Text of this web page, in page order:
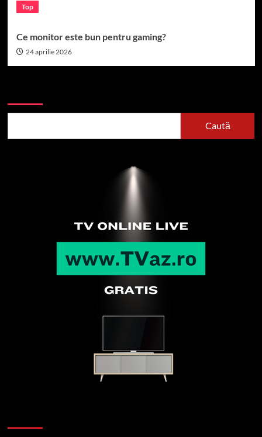
Top
Ce monitor este bun pentru gaming?
24 aprilie 2026
Caută